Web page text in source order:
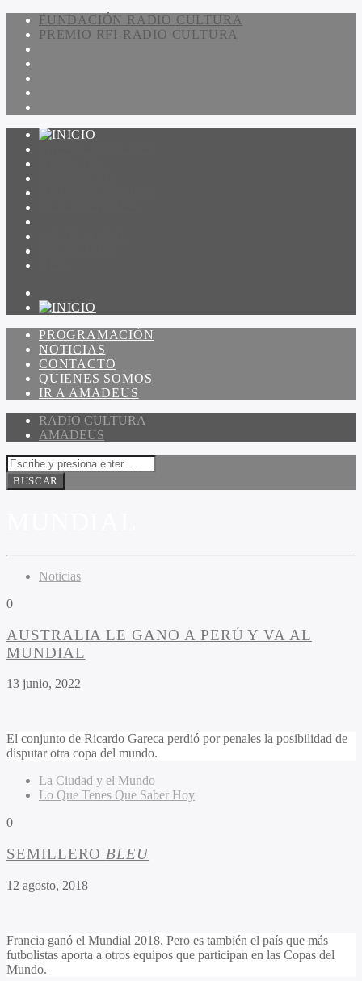
FUNDACIÓN RADIO CULTURA
PREMIO RFI-RADIO CULTURA
PROGRAMACIÓN
NOTICIAS
CONTACTO
QUIENES SOMOS
IR A AMADEUS
RADIO CULTURA
AMADEUS
Noticias
0
AUSTRALIA LE GANO A PERÚ Y VA AL
MUNDIAL
13 junio, 2022
El conjunto de Ricardo Gareca perdió por penales la posibilidad de
disputar otra copa del mundo.
La Ciudad y el Mundo
Lo Que Tenes Que Saber Hoy
0
SEMILLERO BLEU
12 agosto, 2018
Francia ganó el Mundial 2018. Pero es también el país que más
futbolistas aporta a otros equipos que participan en las Copas del
Mundo.